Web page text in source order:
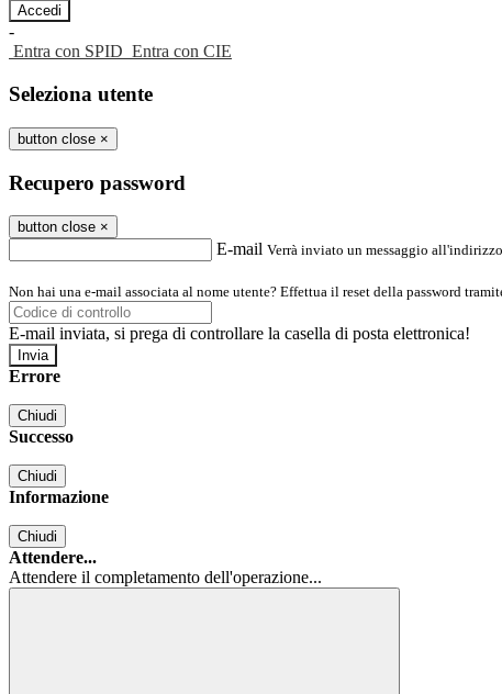
-
Entra con SPID Entra con CIE
Seleziona utente
button close ×
Recupero password
button close ×
E-mail Verrà inviato un messaggio
Non hai una e-mail associata al nome utente? Effettua il reset della password
E-mail inviata, si prega di controllare la casella di posta elettronica!
Errore
Chiudi
Successo
Chiudi
Informazione
Chiudi
Attendere...
Attendere il completamento dell'operazione...